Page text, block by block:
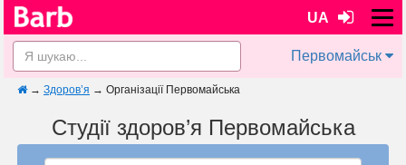
UA
Первомайськ
→ Здоров’я → Організації Первомайська
Студії здоров’я Первомайська